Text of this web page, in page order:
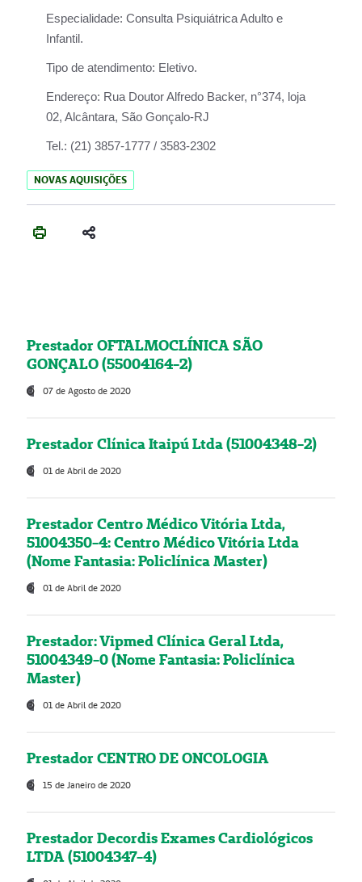
Especialidade: Consulta Psiquiátrica Adulto e
Infantil.
Tipo de atendimento: Eletivo.
Endereço: Rua Doutor Alfredo Backer, n°374, loja
02, Alcântara, São Gonçalo-RJ
Tel.: (21) 3857-1777 / 3583-2302
NOVAS AQUISIÇÕES
Prestador OFTALMOCLÍNICA SÃO
GONÇALO (55004164-2)
07 de Agosto de 2020
Prestador Clínica Itaipú Ltda (51004348-2)
01 de Abril de 2020
Prestador Centro Médico Vitória Ltda,
51004350-4: Centro Médico Vitória Ltda
(Nome Fantasia: Policlínica Master)
01 de Abril de 2020
Prestador: Vipmed Clínica Geral Ltda,
51004349-0 (Nome Fantasia: Policlínica
Master)
01 de Abril de 2020
Prestador CENTRO DE ONCOLOGIA
15 de Janeiro de 2020
Prestador Decordis Exames Cardiológicos
LTDA (51004347-4)